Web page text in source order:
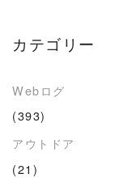
カテゴリー
Webログ
(393)
アウトドア
(21)